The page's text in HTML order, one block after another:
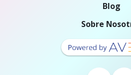
Blog
Sobre